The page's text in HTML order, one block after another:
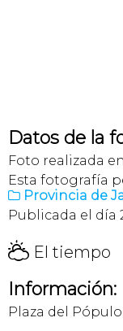
Datos de la
Foto realizada
Esta fotografía
 Provincia de
Publicada el día
H El tiempo
Información:
Plaza del Pópulo.